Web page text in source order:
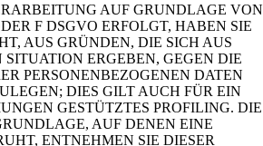
AUF GRUNDLAGE VON
F DSGVO ERFOLGT, HABEN SIE
AUS GRÜNDEN, DIE SICH AUS
SITUATION ERGEBEN, GEGEN DIE
PERSONENBEZOGENEN DATEN
DIES GILT AUCH FÜR EIN
GESTÜTZTES PROFILING. DIE
AUF DENEN EINE
ENTNEHMEN SIE DIESER